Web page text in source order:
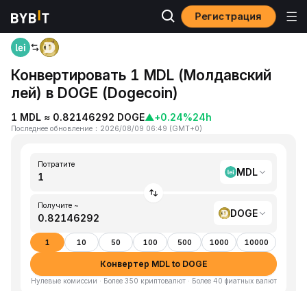
Регистрация
Главная
Конвертировать 1 MDL (Молдавский
лей) в DOGE (Dogecoin)
1 MDL ≈ 0.82146292 DOGE▲+0.24%24h
Последнее обновление ： 2026/08/09 06:49 (GMT+0)
Потратите
MDL
Получите ~
DOGE
1 10 50 100 500 1000 10000
Конвертер MDL to DOGE
Нулевые комиссии · Более 350 криптовалют · Более 40 фиатных валют